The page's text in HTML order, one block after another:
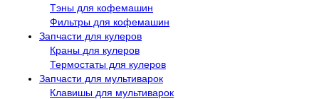
Тэны для кофемашин
Фильтры для кофемашин
Запчасти для кулеров
Краны для кулеров
Термостаты для кулеров
Запчасти для мультиварок
Клавишы для мультиварок